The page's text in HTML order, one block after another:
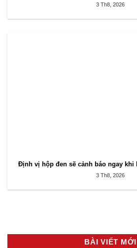
3 Th8, 2026
Định vị hộp đen sẽ cảnh báo ngay khi
3 Th8, 2026
BÀI VIẾT MỚI